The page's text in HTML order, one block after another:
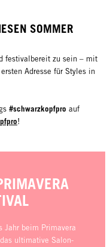
SOMMER
festivalbereit zu sein – mit
Adresse für Styles in
#schwarzkopfpro auf
!
Jahr beim Primavera
ultimative Salon-